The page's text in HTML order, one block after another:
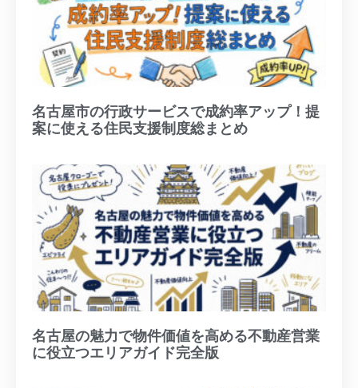
名古屋市の行政サービスで成約率アップ！提
案に使える住民支援制度総まとめ
名古屋の魅力で物件価値を高める不動産営業
に役立つエリアガイド完全版